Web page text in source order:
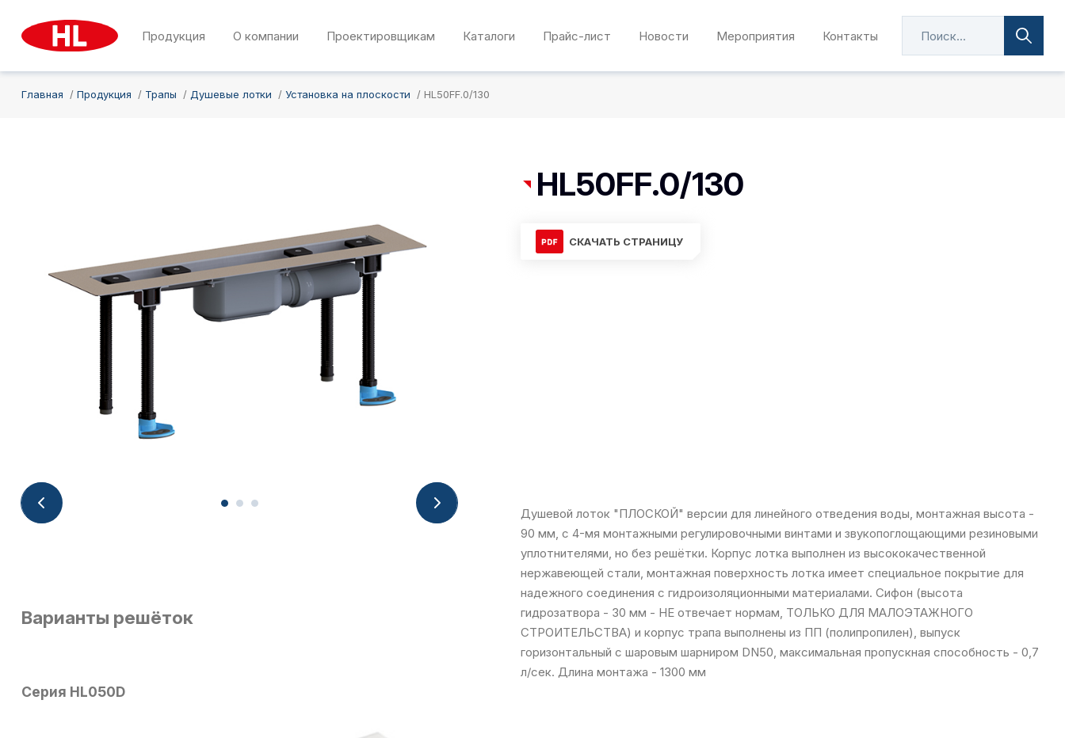
Продукция О компании Проектировщикам Каталоги Прайс-лист Новости Мероприятия Контакты
Главная Продукция Трапы Душевые лотки Установка на плоскости HL50FF.0/130
Варианты решёток
Серия HL050D
HL50FF.0/130
СКАЧАТЬ СТРАНИЦУ
Душевой лоток "ПЛОСКОЙ" версии для линейного отведения воды, монтажная высота -
90 мм, с 4-мя монтажными регулировочными винтами и звукопоглощающими резиновыми
уплотнителями, но без решётки. Корпус лотка выполнен из высококачественной
нержавеющей стали, монтажная поверхность лотка имеет специальное покрытие для
надежного соединения с гидроизоляционными материалами. Сифон (высота
гидрозатвора - 30 мм - НЕ отвечает нормам, ТОЛЬКО ДЛЯ МАЛОЭТАЖНОГО
СТРОИТЕЛЬСТВА) и корпус трапа выполнены из ПП (полипропилен), выпуск
горизонтальный с шаровым шарниром DN50, максимальная пропускная способность - 0,7
л/сек. Длина монтажа - 1300 мм